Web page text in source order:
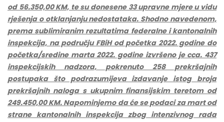
od 56.350,00 KM, te su donesene 33 upravne mjere u vidu
rješenja o otklanjanju nedostataka. Shodno navedenom,
prema sublimiranim rezultatima federalne i kantonalnih
inspekcija, na području FBiH od početka 2022. godine do
početka/sredine marta 2022. godine izvršeno je cca. 437
inspekcijskih nadzora, pokrenuto 258 prekršajnih
postupaka što podrazumijeva izdavanje istog broja
prekršajnih naloga s ukupnim finansijskim teretom od
249.450,00 KM. Napominjemo da će se podaci za mart od
strane kantonalnih inspekcija zbog intenzivnog rada